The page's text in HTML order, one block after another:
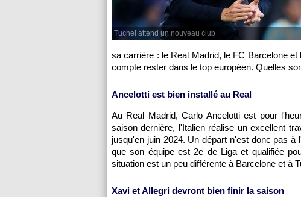
Tuchel attend un nouveau club
sa carrière : le Real Madrid, le FC Barcelone
compte rester dans le top européen. Quelles
Ancelotti est bien installé au Real
Au Real Madrid, Carlo Ancelotti est pour
saison dernière, l'Italien réalise un excellent
jusqu'en juin 2024. Un départ n'est donc pas
que son équipe est 2e de Liga et qualifiée
situation est un peu différente à Barcelone et à
Xavi et Allegri devront bien finir la saison